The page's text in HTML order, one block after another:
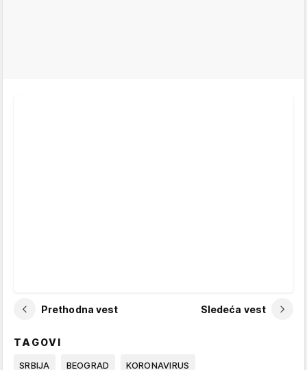
Prethodna vest Sledeća vest
TAGOVI
SRBIJA BEOGRAD KORONAVIRUS